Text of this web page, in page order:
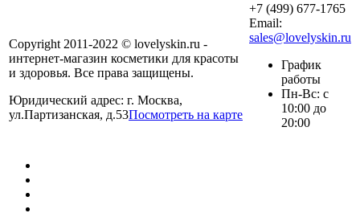
Copyright 2011-2022 © lovelyskin.ru -
интернет-магазин косметики для красоты
и здоровья. Все права защищены.
Юридический адрес: г. Москва,
ул.Партизанская, д.53Посмотреть на карте
+7 (499) 677-1765
Email:
sales@lovelyskin.ru
График
работы
Пн-Вс: с
10:00 до
20:00